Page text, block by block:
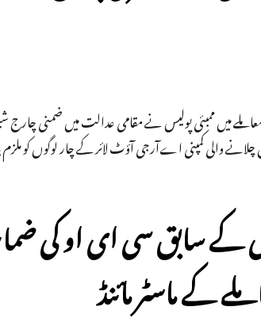
معاملے میں ممبئی پولیس نے مقامی عدالت میں
والی کمپنی اےآرجی آؤٹ لائر کے چار لوگوں کو ملزم
کے سابق سی ای او کی
کے ماسٹر مائنڈ